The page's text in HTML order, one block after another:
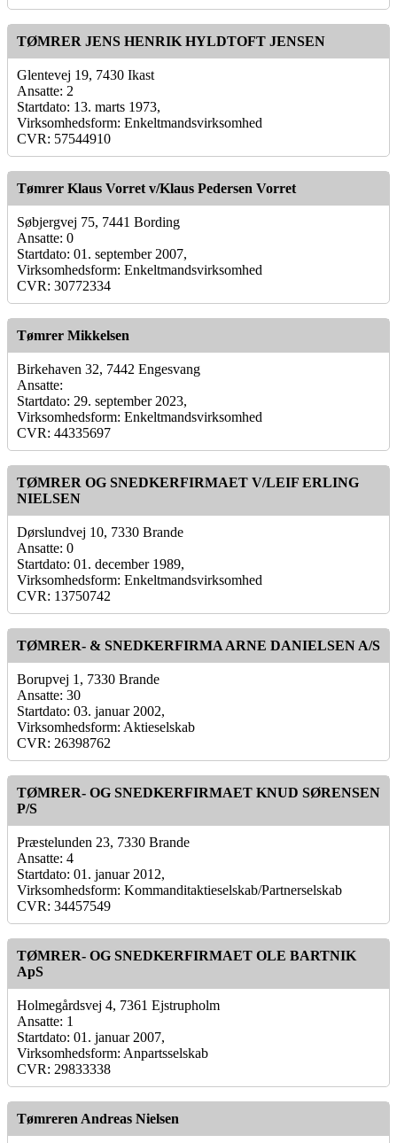
TØMRER JENS HENRIK HYLDTOFT JENSEN
Glentevej 19, 7430 Ikast
Ansatte: 2
Startdato: 13. marts 1973,
Virksomhedsform: Enkeltmandsvirksomhed
CVR: 57544910
Tømrer Klaus Vorret v/Klaus Pedersen Vorret
Søbjergvej 75, 7441 Bording
Ansatte: 0
Startdato: 01. september 2007,
Virksomhedsform: Enkeltmandsvirksomhed
CVR: 30772334
Tømrer Mikkelsen
Birkehaven 32, 7442 Engesvang
Ansatte:
Startdato: 29. september 2023,
Virksomhedsform: Enkeltmandsvirksomhed
CVR: 44335697
TØMRER OG SNEDKERFIRMAET V/LEIF ERLING
NIELSEN
Dørslundvej 10, 7330 Brande
Ansatte: 0
Startdato: 01. december 1989,
Virksomhedsform: Enkeltmandsvirksomhed
CVR: 13750742
TØMRER- & SNEDKERFIRMA ARNE DANIELSEN A/S
Borupvej 1, 7330 Brande
Ansatte: 30
Startdato: 03. januar 2002,
Virksomhedsform: Aktieselskab
CVR: 26398762
TØMRER- OG SNEDKERFIRMAET KNUD SØRENSEN
P/S
Præstelunden 23, 7330 Brande
Ansatte: 4
Startdato: 01. januar 2012,
Virksomhedsform: Kommanditaktieselskab/Partnerselskab
CVR: 34457549
TØMRER- OG SNEDKERFIRMAET OLE BARTNIK
ApS
Holmegårdsvej 4, 7361 Ejstrupholm
Ansatte: 1
Startdato: 01. januar 2007,
Virksomhedsform: Anpartsselskab
CVR: 29833338
Tømreren Andreas Nielsen